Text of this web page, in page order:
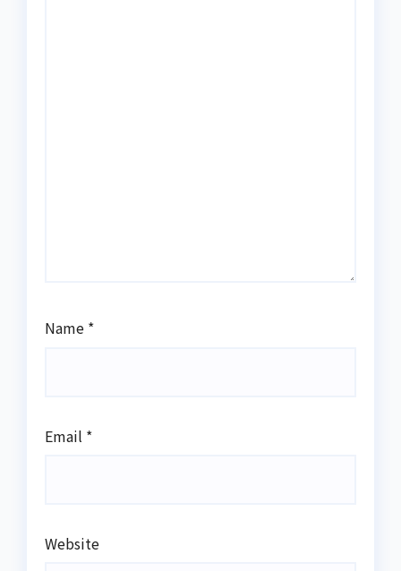
Name *
Email *
Website